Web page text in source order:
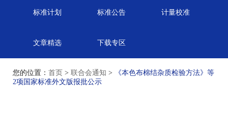
标准计划 标准公告 计量校准
文章精选 下载专区
您的位置： 首页 > 联合会通知 >
《本色布棉结杂质检验方法》等
2项国家标准外文版报批公示